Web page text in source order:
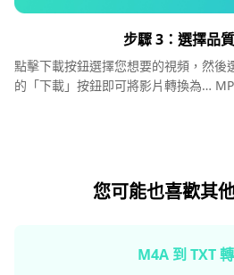
步驟 3：選擇品
點擊下載按鈕選擇您想要的視頻，然後
的「下載」按鈕即可將影片轉換為…
您可能也喜歡其
M4A 到 TXT